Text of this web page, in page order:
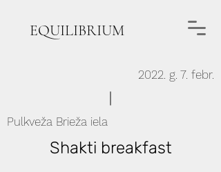
EQUILIBRIUM
2022. g. 7. febr.
Pulkveža Brieža iela
Shakti breakfast